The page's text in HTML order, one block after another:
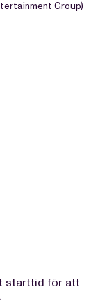
Group)
starttid för att